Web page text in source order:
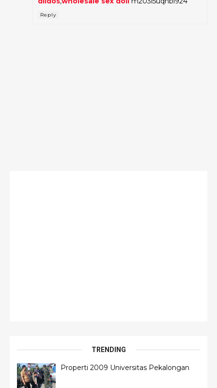
Reply
TRENDING
Properti 2009 Universitas Pekalongan